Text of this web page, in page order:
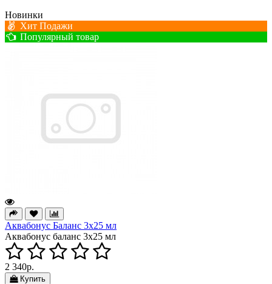
Новинки
Хит Подажи
Популярный товар
Аквабонус Баланс 3х25 мл
Аквабонус баланс 3х25 мл
2 340р.
Купить